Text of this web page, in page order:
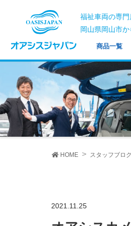
福祉車両の専
岡山県岡山市か
商品一覧
HOME スタッフブロ
2021.11.25